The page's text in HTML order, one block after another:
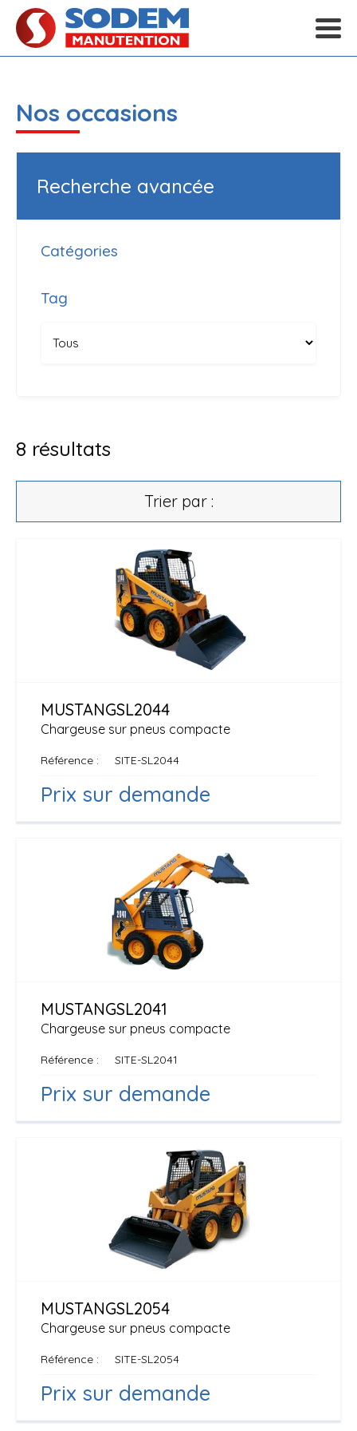
Nos occasions
Recherche avancée
Catégories
Tag
8 résultats
Trier par :
Chargeuse sur pneus compacte
MUSTANGSL2044
Référence SITE-SL2044
Prix sur demande
Chargeuse sur pneus compacte
MUSTANGSL2041
Référence SITE-SL2041
Prix sur demande
Chargeuse sur pneus compacte
MUSTANGSL2054
Référence SITE-SL2054
Prix sur demande